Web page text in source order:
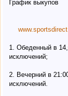
График выкупов
1. Обеденный в
исключений;
2. Вечерний в
исключений.